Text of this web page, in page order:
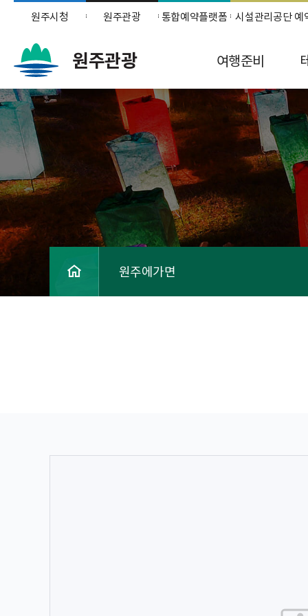
원주시청 원주관광 통합예약플랫폼 시설관리공단 예
원주관광 여행준비
원주에가면